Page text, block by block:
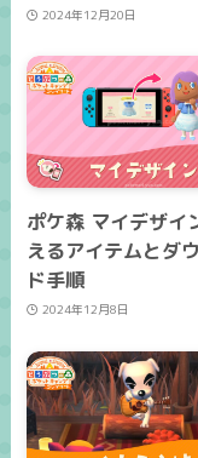
2024年12月20日
ポケ森 マイデザイ
えるアイテムとダ
ド手順
2024年12月8日